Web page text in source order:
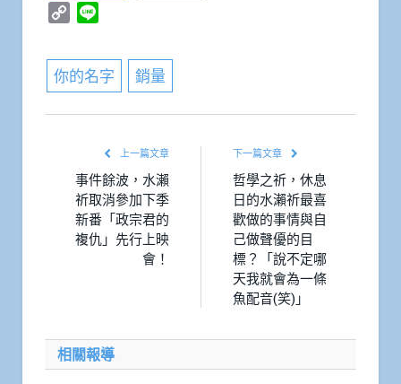
Copy
你的名字 銷量
上一篇文章
事件餘波，水瀨
祈取消參加下季
新番「政宗君的
複仇」先行上映
會！
下一篇文章
哲學之祈，休息
日的水瀨祈最喜
歡做的事情與自
己做聲優的目
標？「說不定哪
天我就會為一條
魚配音(笑)」
相關報導